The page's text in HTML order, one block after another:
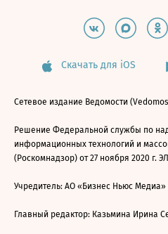
Скачать для iOS
Сетевое издание Ведомости
Решение Федеральной службы по
информационных технологий и
(Роскомнадзор) от 27 ноября 2020 г.
Учредитель: АО «Бизнес Ньюс Медиа»
Главный редактор: Казьмина Ирина